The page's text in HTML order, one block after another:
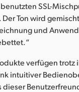
SSL-
Der Ton wird
und
verfügen
intuitiver
dieser